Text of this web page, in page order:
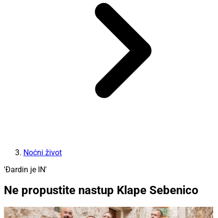
Noćni život
'Đardin je IN'
Ne propustite nastup Klape Sebenico